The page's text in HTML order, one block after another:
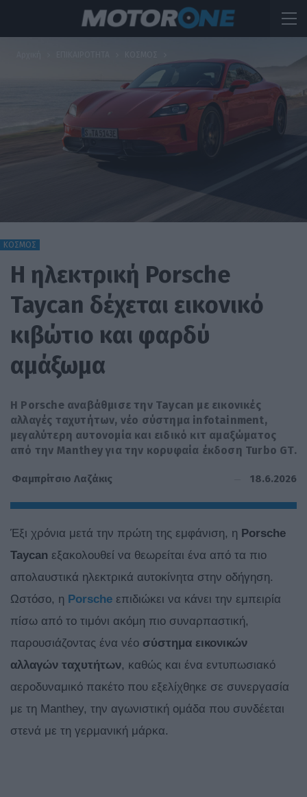
ΚΟΣΜΟΣ
H ηλεκτρική Porsche
Taycan δέχεται εικονικό
κιβώτιο και φαρδύ
αμάξωμα
Η Porsche αναβάθμισε την Taycan με εικονικές
αλλαγές ταχυτήτων, νέο σύστημα infotainment,
μεγαλύτερη αυτονομία και ειδικό κιτ αμαξώματος
από την Manthey για την κορυφαία έκδοση Turbo GT.
Φαμπρίτσιο Λαζάκις 18.6.2026
Έξι χρόνια μετά την πρώτη της εμφάνιση, η Porsche
Taycan εξακολουθεί να θεωρείται ένα από τα πιο
απολαυστικά ηλεκτρικά αυτοκίνητα στην οδήγηση.
Ωστόσο, η Porsche επιδιώκει να κάνει την εμπειρία
πίσω από το τιμόνι ακόμη πιο συναρπαστική,
παρουσιάζοντας ένα νέο σύστημα εικονικών
αλλαγών ταχυτήτων, καθώς και ένα εντυπωσιακό
αεροδυναμικό πακέτο που εξελίχθηκε σε συνεργασία
με τη Manthey, την αγωνιστική ομάδα που συνδέεται
στενά με τη γερμανική μάρκα.